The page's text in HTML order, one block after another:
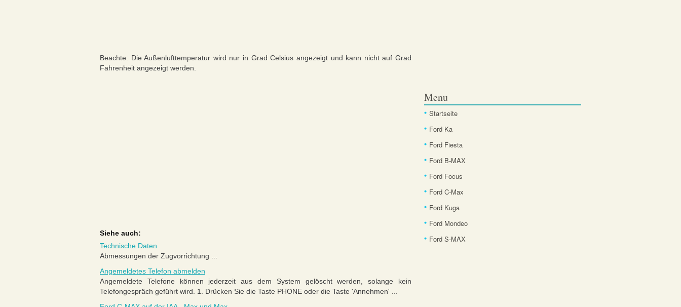
Beachte: Die Außenlufttemperatur wird nur in Grad Celsius angezeigt und kann nicht auf Grad
Fahrenheit angezeigt werden.
Siehe auch:
Technische Daten
Abmessungen der Zugvorrichtung ...
Angemeldetes Telefon abmelden
Angemeldete Telefone können jederzeit aus dem System gelöscht werden, solange kein
Telefongespräch geführt wird. 1. Drücken Sie die Taste PHONE oder die Taste 'Annehmen' ...
Menu
Startseite
Ford Ka
Ford Fiesta
Ford B-MAX
Ford Focus
Ford C-Max
Ford Kuga
Ford Mondeo
Ford S-MAX